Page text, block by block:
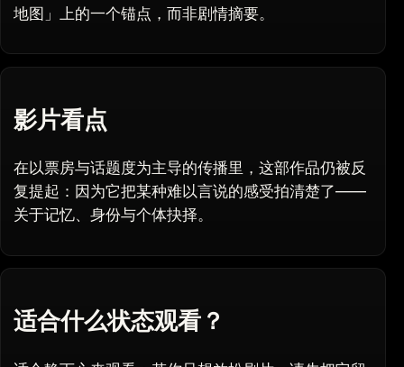
地图」上的一个锚点，而非剧情摘要。
影片看点
在以票房与话题度为主导的传播里，这部作品仍被反
复提起：因为它把某种难以言说的感受拍清楚了——
关于记忆、身份与个体抉择。
适合什么状态观看？